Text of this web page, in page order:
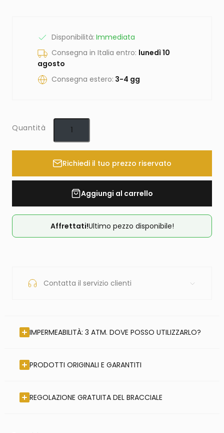
Disponibilità: Immediata
Consegna in Italia entro: lunedì 10
agosto
Consegna estero: 3-4 gg
Quantità
Richiedi il tuo prezzo riservato
Aggiungi al carrello
Affrettati!Ultimo pezzo disponibile!
Contatta il servizio clienti
IMPERMEABILITÀ: 3 ATM. DOVE POSSO UTILIZZARLO?
PRODOTTI ORIGINALI E GARANTITI
REGOLAZIONE GRATUITA DEL BRACCIALE